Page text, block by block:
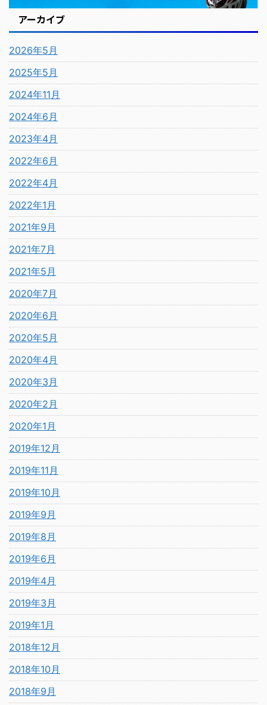
アーカイブ
2026年5月
2025年5月
2024年11月
2024年6月
2023年4月
2022年6月
2022年4月
2022年1月
2021年9月
2021年7月
2021年5月
2020年7月
2020年6月
2020年5月
2020年4月
2020年3月
2020年2月
2020年1月
2019年12月
2019年11月
2019年10月
2019年9月
2019年8月
2019年6月
2019年4月
2019年3月
2019年1月
2018年12月
2018年10月
2018年9月